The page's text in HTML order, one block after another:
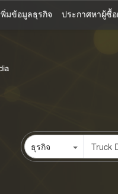
พิ่มข้อมูลธุรกิจ ประกาศหาผู้ซื้
ธุรกิจ